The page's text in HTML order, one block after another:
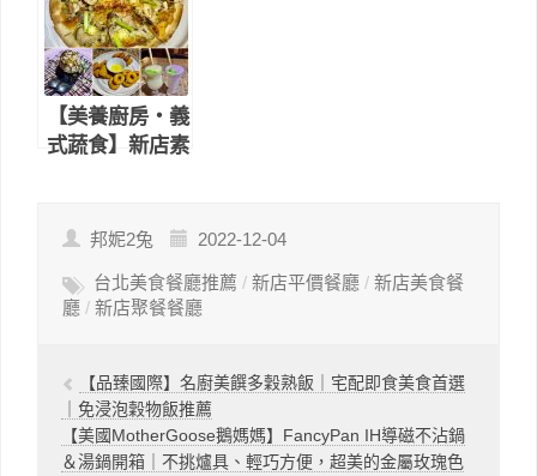
座、有
WIFI（文內有
菜單＆WIFI密
碼）
【美養廚房・義
式蔬食】新店素
都可以享受的美
邦妮2兔 2022-12-04
台北美食餐廳推薦 / 新店平價餐廳 / 新店美食餐
廳 / 新店聚餐餐廳
【品臻國際】名廚美饌多穀熟飯｜宅配即食美食首選
｜免浸泡穀物飯推薦
【美國MotherGoose鵝媽媽】FancyPan IH導磁不沾鍋
＆湯鍋開箱｜不挑爐具、輕巧方便，超美的金屬玫瑰色